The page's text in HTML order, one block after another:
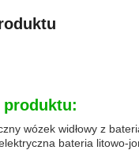
produktu:
wózek widłowy z
bateria litowo-